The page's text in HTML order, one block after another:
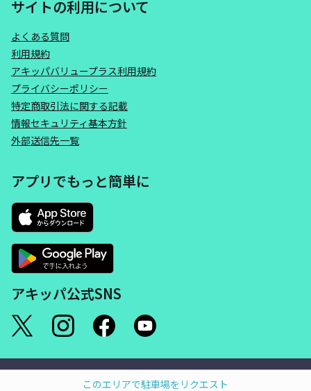
このエリアで駐車場をリクエスト
サイトの利用について
よくある質問
利用規約
アキッパバリュープラス利用規約
プライバシーポリシー
特定商取引法に関する記載
情報セキュリティ基本方針
外部送信先一覧
アプリでもっと簡単に
アキッパ公式SNS
©akippa Inc. All Rights Reserved.